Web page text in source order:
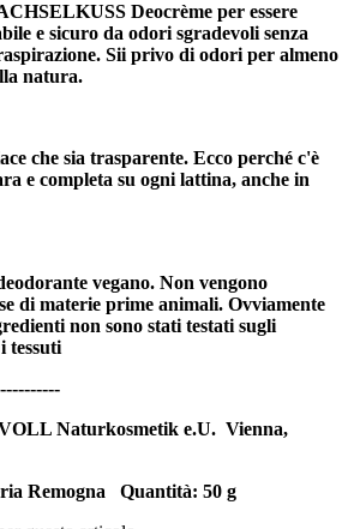
Deocrème per essere
e sicuro da odori sgradevoli senza
Sii privo di odori per almeno
natura.
che sia trasparente. Ecco perché c'è
e completa su ogni lattina, anche in
vegano. Non vengono
di materie prime animali. Ovviamente
non sono stati testati sugli
tessuti
Naturkosmetik e.U. Vienna,
Remogna
Quantità: 50 g